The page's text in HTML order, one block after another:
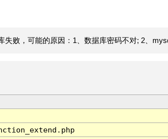
失败，可能的原因：1、数据库密码不对; 2、